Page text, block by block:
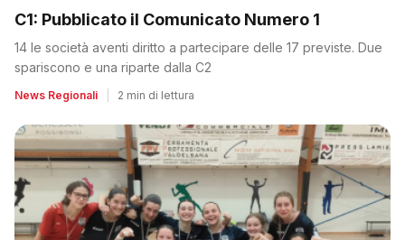
C1: Pubblicato il Comunicato Numero 1
14 le società aventi diritto a partecipare delle 17 previste. Due
spariscono e una riparte dalla C2
News Regionali 2 min di lettura